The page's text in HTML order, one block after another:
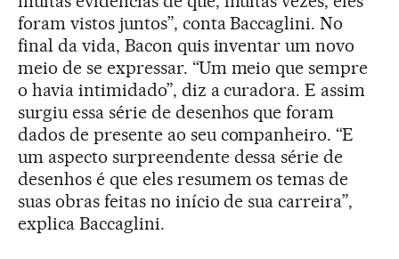
foram vistos juntos”, conta Baccaglini. No
final da vida, Bacon quis inventar um novo
meio de se expressar. “Um meio que sempre
o havia intimidado”, diz a curadora. E assim
surgiu essa série de desenhos que foram
dados de presente ao seu companheiro. “E
um aspecto surpreendente dessa série de
desenhos é que eles resumem os temas de
suas obras feitas no início de sua carreira”,
explica Baccaglini.